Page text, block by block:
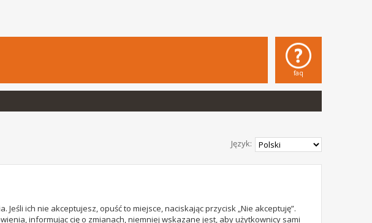
faq
Język:
ich nie akceptujesz, opuść to miejsce, naciskając przycisk „Nie akceptuję”.
informując cię o zmianach, niemniej wskazane jest, aby użytkownicy sami